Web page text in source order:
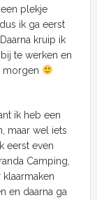
plekje
ik ga eerst
kruip ik
te werken en
morgen
ik heb een
maar wel iets
eerst even
Camping,
en daarna ga